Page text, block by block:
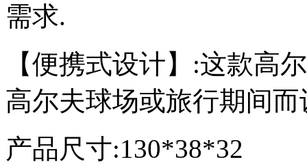
需求.
【便携式设计】:这款高
高尔夫球场或旅行期间
产品尺寸:130*38*32